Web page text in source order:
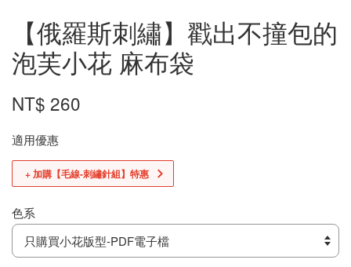
【俄羅斯刺繡】戳出不撞包的
泡芙小花 麻布袋
NT$ 260
適用優惠
+ 加購【毛線-刺繡針組】特惠
色系